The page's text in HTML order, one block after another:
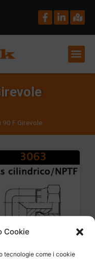
Cookie
tecnologie come i cookie
90 F Girevole